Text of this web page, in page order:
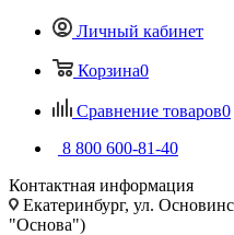
Личный кабинет
Корзина0
Сравнение товаров0
8 800 600-81-40
Контактная информация
Екатеринбург, ул.
"Основа")